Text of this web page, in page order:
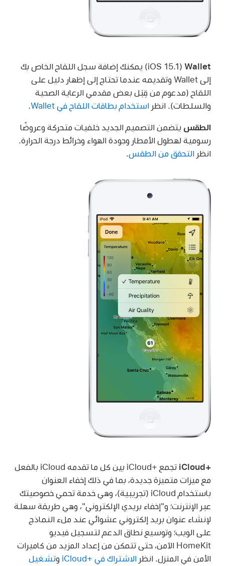
Wallet
(iOS 15.1) يمكنك إضافة سجل اللقاح الخاص بك
إلى Wallet وتقديمه عندما تحتاج إلى إظهار دليل على
اللقاح (مدعوم من قِبَل بعض مقدمي الرعاية الصحية
والسلطات). انظر استخدام بطاقات اللقاح في Wallet
الطقس يتضمن التصميم الجديد خلفيات متحركة وعروضًا
رسومية لهطول الأمطار وجودة الهواء وخرائط درجة الحرارة.
انظر التحقق من الطقس
iCloud+‎
تجمع iCloud+‎ بين كل ما تقدمه iCloud بالفعل
مع ميزات متميزة جديدة، بما في ذلك إخفاء العنوان
باستخدام iCloud (تجريبية)، وهي خدمة تحمي خصوصيتك
عبر الإنترنت؛ و"إخفاء بريدي الإلكتروني"، وهي طريقة سهلة
لإنشاء عنوان بريد إلكتروني عشوائي عند ملء النماذج
على الويب؛ وتوسيع نطاق الدعم لتسجيل فيديو
HomeKit الآمن، حتى تتمكن من إعداد المزيد من كاميرات
الأمن في المنزل. انظر الاشتراك في iCloud+‎ وتشغيل